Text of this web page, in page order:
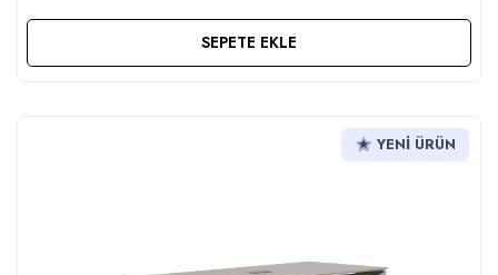
SEPETE EKLE
YENI ÜRÜN